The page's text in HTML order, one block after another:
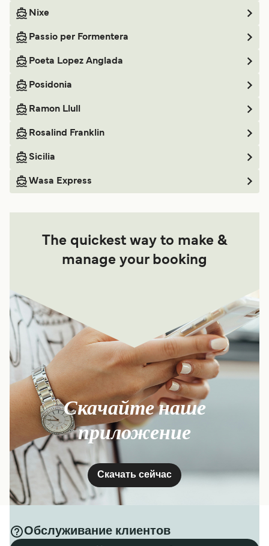
Nixe
Passio per Formentera
Poeta Lopez Anglada
Posidonia
Ramon Llull
Rosalind Franklin
Sicilia
Wasa Express
The quickest way to make &
manage your booking
Скачайте наше
приложение
Скачать сейчас
Обслуживание клиентов